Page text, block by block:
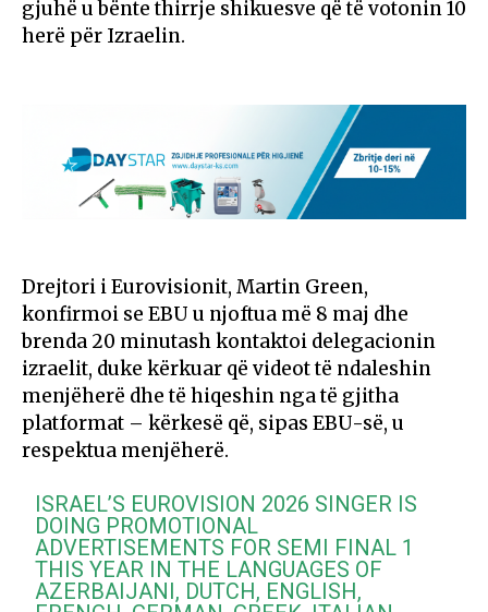
gjuhë u bënte thirrje shikuesve që të votonin 10
herë për Izraelin.
Drejtori i Eurovisionit, Martin Green,
konfirmoi se EBU u njoftua më 8 maj dhe
brenda 20 minutash kontaktoi delegacionin
izraelit, duke kërkuar që videot të ndaleshin
menjëherë dhe të hiqeshin nga të gjitha
platformat – kërkesë që, sipas EBU-së, u
respektua menjëherë.
ISRAEL’S EUROVISION 2026 SINGER IS
DOING PROMOTIONAL
ADVERTISEMENTS FOR SEMI FINAL 1
THIS YEAR IN THE LANGUAGES OF
AZERBAIJANI, DUTCH, ENGLISH,